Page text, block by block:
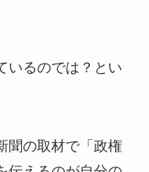
いるのでは？とい
聞の取材で「政権